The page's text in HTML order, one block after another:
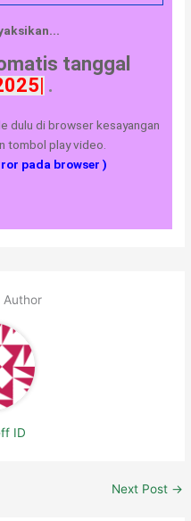
tanggal
tombol play video.
pada browser )
ID